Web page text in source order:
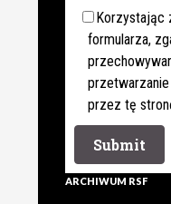
Korzystając
formularza,
przez tę
ARCHIWUM RSF